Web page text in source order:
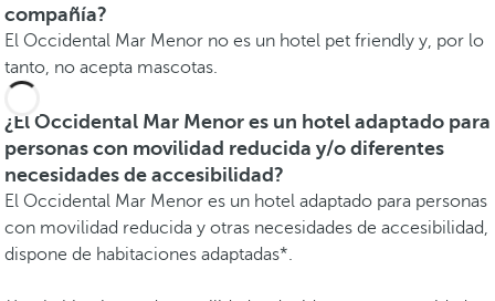
compañía?
El Occidental Mar Menor no es un hotel pet friendly y, por lo
tanto, no acepta mascotas.
¿El Occidental Mar Menor es un hotel adaptado para
personas con movilidad reducida y/o diferentes
necesidades de accesibilidad?
El Occidental Mar Menor es un hotel adaptado para personas
con movilidad reducida y otras necesidades de accesibilidad,
dispone de habitaciones adaptadas*.